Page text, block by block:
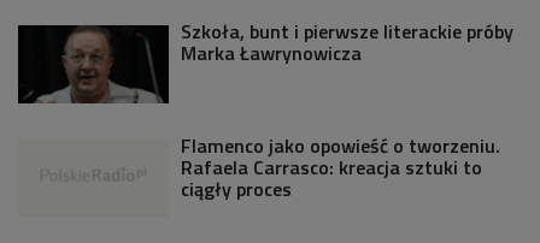
Szkoła, bunt i pierwsze literackie próby
Marka Ławrynowicza
Flamenco jako opowieść o tworzeniu.
Rafaela Carrasco: kreacja sztuki to
ciągły proces